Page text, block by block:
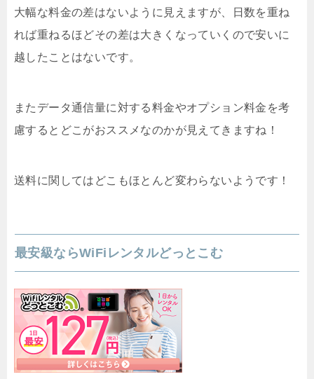
大幅な料金の差はないように見えますが、日数を重ね
れば重ねるほどその差は大きくなっていくので安いに
越したことはないです。
またデータ通信量に対する料金やオプション料金を考
慮するとどこがおススメなのかが見えてきますね！
送料に関してはどこもほとんど変わらないようです！
最安級ならWiFiレンタルどっとこむ